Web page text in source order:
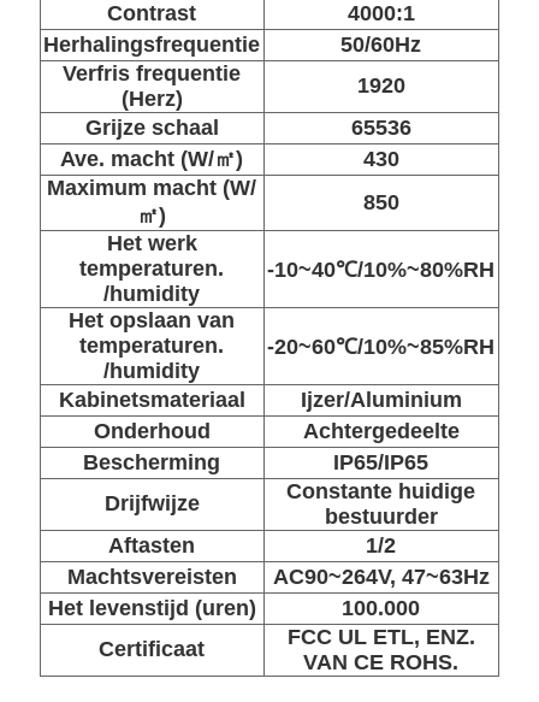
Contrast
4000:1
Herhalingsfrequentie
50/60Hz
Verfris frequentie
(Herz)
1920
Grijze schaal
65536
Ave. macht (W/㎡)
430
Maximum macht (W/
㎡)
850
Het werk
temperaturen.
/humidity
-10~40℃/10%~80%RH
Het opslaan van
temperaturen.
/humidity
-20~60℃/10%~85%RH
Kabinetsmateriaal
Ijzer/Aluminium
Onderhoud
Achtergedeelte
Bescherming
IP65/IP65
Drijfwijze
Constante huidige
bestuurder
Aftasten
1/2
Machtsvereisten
AC90~264V, 47~63Hz
Het levenstijd (uren)
100.000
Certificaat
FCC UL ETL, ENZ.
VAN CE ROHS.